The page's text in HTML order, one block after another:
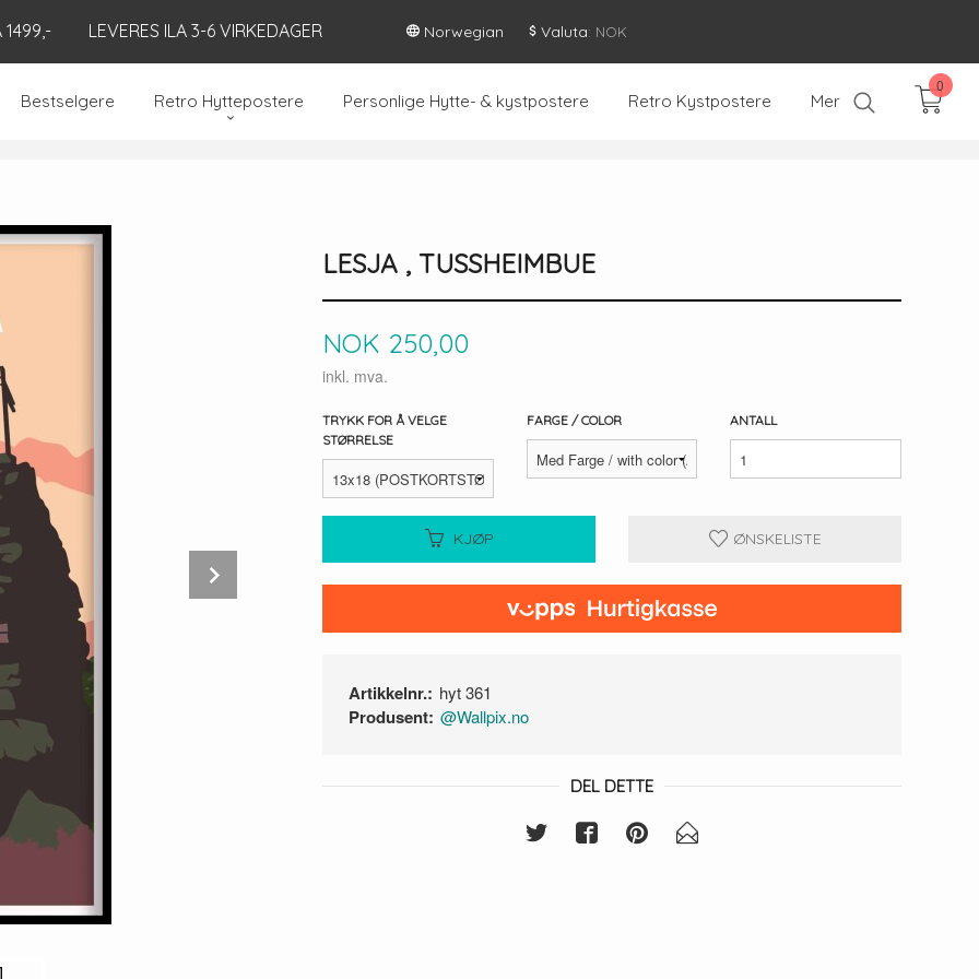
1499,- LEVERES ILA 3-6 VIRKEDAGER Norwegian Valuta: NOK
Bestselgere Retro Hyttepostere Personlige Hytte- & kystpostere Retro Kystpostere Mer
0
LESJA , TUSSHEIMBUE
Pris
NOK 250,00
inkl. mva.
TRYKK FOR Å VELGE
STØRRELSE
FARGE / COLOR ANTALL
KJØP ØNSKELISTE
Artikkelnr.: hyt 361
Produsent: @Wallpix.no
DEL DETTE